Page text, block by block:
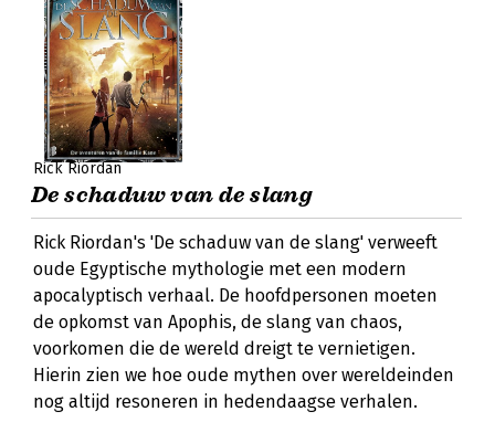
Rick Riordan
De schaduw van de slang
Rick Riordan's 'De schaduw van de slang' verweeft
oude Egyptische mythologie met een modern
apocalyptisch verhaal. De hoofdpersonen moeten
de opkomst van Apophis, de slang van chaos,
voorkomen die de wereld dreigt te vernietigen.
Hierin zien we hoe oude mythen over wereldeinden
nog altijd resoneren in hedendaagse verhalen.